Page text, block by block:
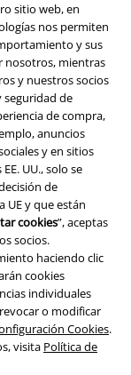
sitio web, en
nos permiten
y sus
nosotros, mientras
y nuestros socios
seguridad de
de compra,
anuncios
y en sitios
UU., solo se
de
UE y que están
cookies”, aceptas
socios.
haciendo clic
cookies
individuales
o modificar
Cookies.
visita Política de